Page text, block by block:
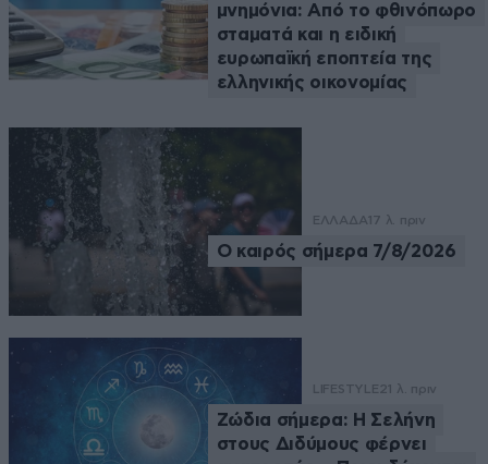
μνημόνια: Από το φθινόπωρο
σταματά και η ειδική
ευρωπαϊκή εποπτεία της
ελληνικής οικονομίας
ΕΛΛΑΔΑ 17 λ. πριν
Ο καιρός σήμερα 7/8/2026
LIFESTYLE 21 λ. πριν
Ζώδια σήμερα: Η Σελήνη
στους Διδύμους φέρνει